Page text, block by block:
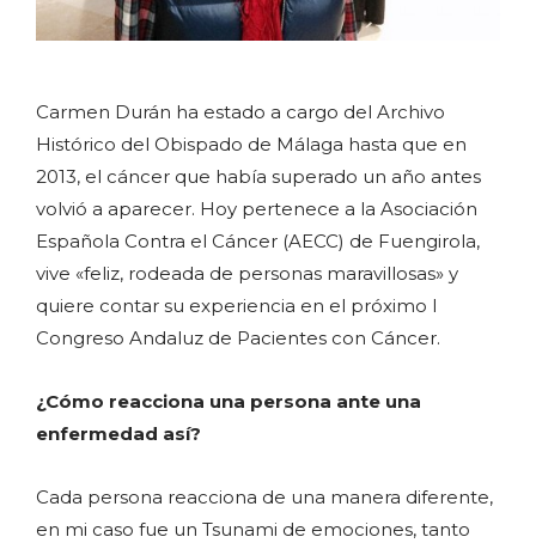
Carmen Durán ha estado a cargo del Archivo
Histórico del Obispado de Málaga hasta que en
2013, el cáncer que había superado un año antes
volvió a aparecer. Hoy pertenece a la Asociación
Española Contra el Cáncer (AECC) de Fuengirola,
vive «feliz, rodeada de personas maravillosas» y
quiere contar su experiencia en el próximo I
Congreso Andaluz de Pacientes con Cáncer.
¿Cómo reacciona una persona ante una
enfermedad así?
Cada persona reacciona de una manera diferente,
en mi caso fue un Tsunami de emociones, tanto